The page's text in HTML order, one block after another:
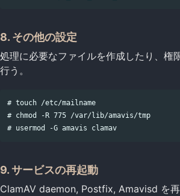
8. その他の設定
処理に必要なファイルを作成したり、権
行う。
# touch /etc/mailname
# chmod -R 775 /var/lib/amavis/tmp
9. サービスの再起動
ClamAV daemon, Postfix, Amavisd を再